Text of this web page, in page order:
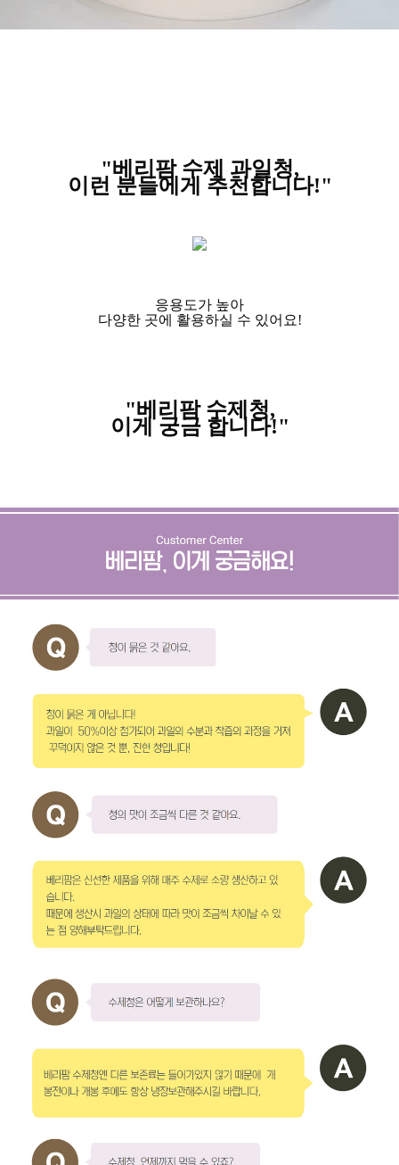
"베리팜 수제 과일청,
이런 분들에게 추천합니다!"
응용도가 높아
다양한 곳에 활용하실 수 있어요!
"베리팜 수제청,
이게 궁금 합니다!"